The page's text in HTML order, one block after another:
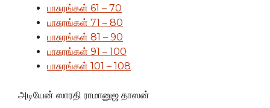
பாசுரங்கள் 61 – 70
பாசுரங்கள் 71 – 80
பாசுரங்கள் 81 – 90
பாசுரங்கள் 91 – 100
பாசுரங்கள் 101 – 108
அடியேன் ஸாரதி ராமானுஜ தாஸன்